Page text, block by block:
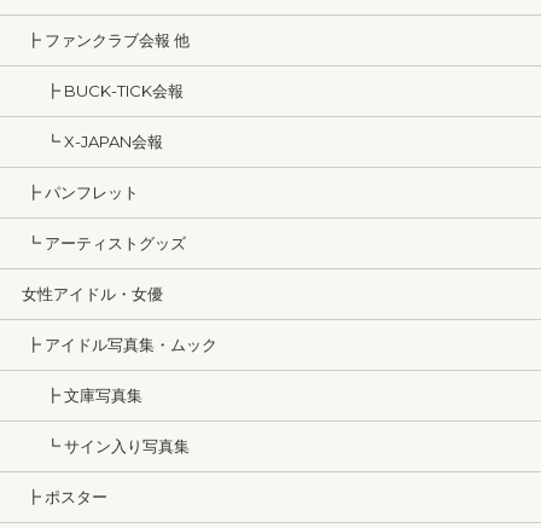
┣ ファンクラブ会報 他
┣ BUCK-TICK会報
┗ X-JAPAN会報
┣ パンフレット
┗ アーティストグッズ
女性アイドル・女優
┣ アイドル写真集・ムック
┣ 文庫写真集
┗ サイン入り写真集
┣ ポスター